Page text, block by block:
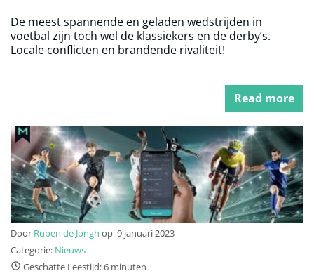
De meest spannende en geladen wedstrijden in
voetbal zijn toch wel de klassiekers en de derby’s.
Locale conflicten en brandende rivaliteit!
Read more
Door Ruben de Jongh op 9 januari 2023
Categorie: Nieuws
Geschatte Leestijd: 6 minuten